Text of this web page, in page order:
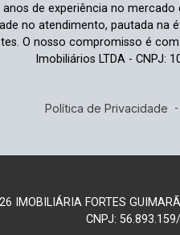
de experiência no
no atendimento, pautada
O nosso compromisso é
Imobiliários LTDA - CNPJ:
Política de Privacidade -
IMOBILIÁRIA FORTES
CNPJ: